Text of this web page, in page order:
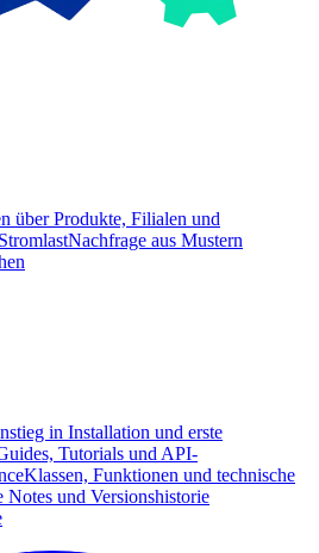
über Produkte, Filialen und
Nachfrage aus Mustern
in Installation und erste
Tutorials und API-
Klassen, Funktionen und technische
Notes und Versionshistorie